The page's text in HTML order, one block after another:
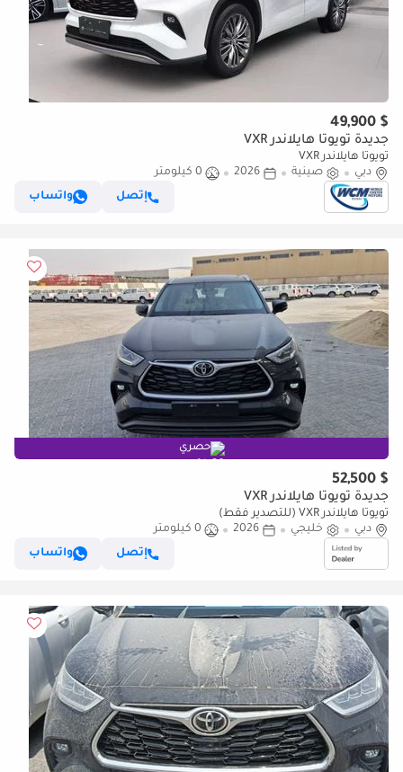
$ 49,900
جديدة تويوتا هايلاندر VXR
تويوتا هايلاندر VXR
دبي
صينية 2026
0 كيلومتر
إتصل
واتساب
حصري
$ 52,500
جديدة تويوتا هايلاندر VXR
تويوتا هايلاندر VXR (للتصدير فقط)
دبي
خليجي 2026
0 كيلومتر
إتصل
واتساب